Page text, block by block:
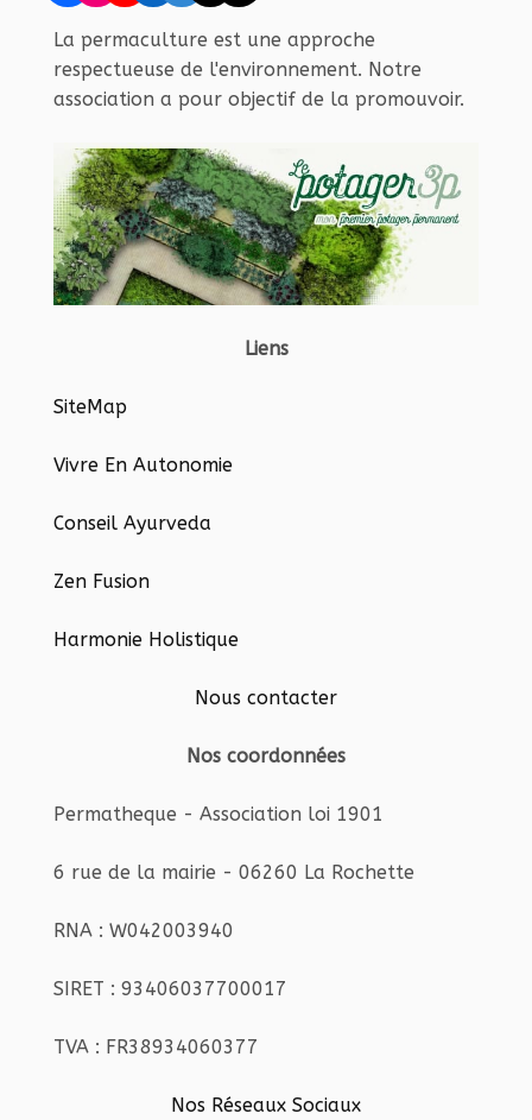
La permaculture est une approche
respectueuse de l'environnement. Notre
association a pour objectif de la promouvoir.
Liens
SiteMap
Vivre En Autonomie
Conseil Ayurveda
Zen Fusion
Harmonie Holistique
Nous contacter
Nos coordonnées
Permatheque - Association loi 1901
6 rue de la mairie - 06260 La Rochette
RNA : W042003940
SIRET : 93406037700017
TVA : FR38934060377
Nos Réseaux Sociaux